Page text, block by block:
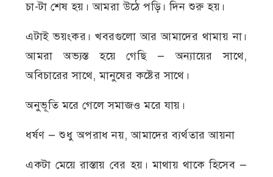
চা-টা শেষ হয়। আমরা উঠে পড়ি। দিন শুরু হয়।
এটাই ভয়ংকর। খবরগুলো আর আমাদের থামায় না।
আমরা অভ্যস্ত হয়ে গেছি — অন্যায়ের সাথে,
অবিচারের সাথে, মানুষের কষ্টের সাথে।
অনুভূতি মরে গেলে সমাজও মরে যায়।
ধর্ষণ — শুধু অপরাধ নয়, আমাদের ব্যর্থতার আয়না
একটা মেয়ে রাস্তায় বের হয়। মাথায় থাকে হিসেব —